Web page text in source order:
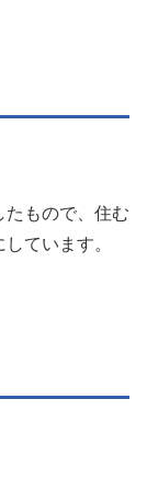
たもので、住む
ています。